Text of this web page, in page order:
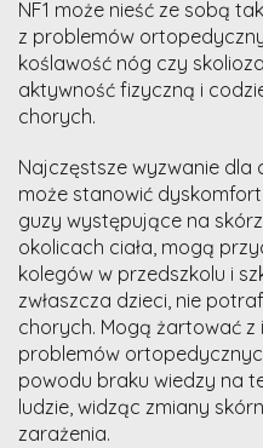
NF1 może nieść ze sobą
z problemów
koślawość nóg czy
aktywność fizyczną i
chorych.
Najczęstsze wyzwanie dla
może stanowić
guzy występujące na
okolicach ciała, mogą
kolegów w przedszkolu i
zwłaszcza dzieci, nie
chorych. Mogą żartować
problemów
powodu braku wiedzy na
ludzie, widząc zmiany
zarażenia.